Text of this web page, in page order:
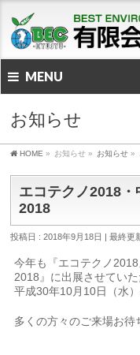
MENU
お知らせ
HOME » お知らせ » お知らせ »
エコテクノ2018
2018
投稿日 : 2018年9月18日 最終更
今年も『エコテクノ
2018』に出展させていた
平成30年10月10日（水）
多くの方々のご来場お待